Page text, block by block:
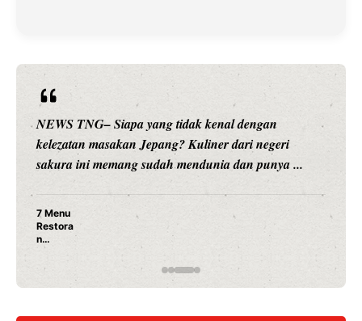
NEWS TNG– Siapa sangka, dua nama besar di
hiburan, Nunung Srimulat dan Vicky Prasetyo, kini
merambah dunia kuliner dengan ...
Nunung Srimulat & Vicky Prasetyo Buka Restoran
Rahasia Mami Bikin Nagih!